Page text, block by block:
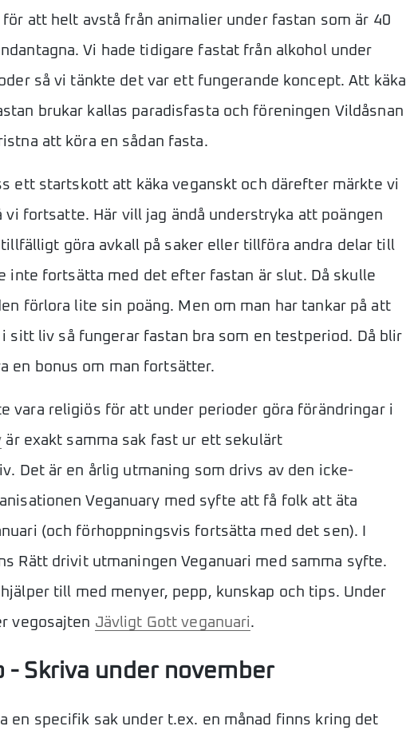
att helt avstå från animalier under fastan som är 40
Vi hade tidigare fastat från alkohol under
så vi tänkte det var ett fungerande koncept. Att käka
brukar kallas paradisfasta och föreningen Vildåsnan
att köra en sådan fasta.
ett startskott att käka veganskt och därefter märkte vi
vi fortsatte. Här vill jag ändå understryka att poängen
göra avkall på saker eller tillföra andra delar till
inte fortsätta med det efter fastan är slut. Då skulle
förlora lite sin poäng. Men om man har tankar på att
sitt liv så fungerar fastan bra som en testperiod. Då blir
en bonus om man fortsätter.
vara religiös för att under perioder göra förändringar i
är exakt samma sak fast ur ett sekulärt
Det är en årlig utmaning som drivs av den icke-
Veganuary med syfte att få folk att äta
(och förhoppningsvis fortsätta med det sen). I
Rätt drivit utmaningen Veganuari med samma syfte.
till med menyer, pepp, kunskap och tips. Under
vegosajten Jävligt Gott veganuari.
- Skriva under november
en specifik sak under t.ex. en månad finns kring det